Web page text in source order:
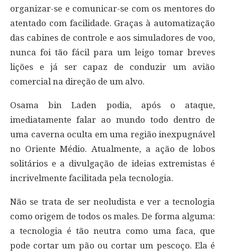
organizar-se e comunicar-se com os mentores do
atentado com facilidade. Graças à automatização
das cabines de controle e aos simuladores de voo,
nunca foi tão fácil para um leigo tomar breves
lições e já ser capaz de conduzir um avião
comercial na direção de um alvo.
Osama bin Laden podia, após o ataque,
imediatamente falar ao mundo todo dentro de
uma caverna oculta em uma região inexpugnável
no Oriente Médio. Atualmente, a ação de lobos
solitários e a divulgação de ideias extremistas é
incrivelmente facilitada pela tecnologia.
Não se trata de ser neoludista e ver a tecnologia
como origem de todos os males. De forma alguma:
a tecnologia é tão neutra como uma faca, que
pode cortar um pão ou cortar um pescoço. Ela é